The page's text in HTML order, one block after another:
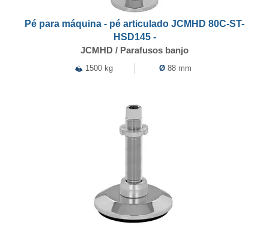
Pé para máquina - pé articulado JCMHD 80C-ST-
HSD145 -
JCMHD / Parafusos banjo
1500 kg Ø 88 mm